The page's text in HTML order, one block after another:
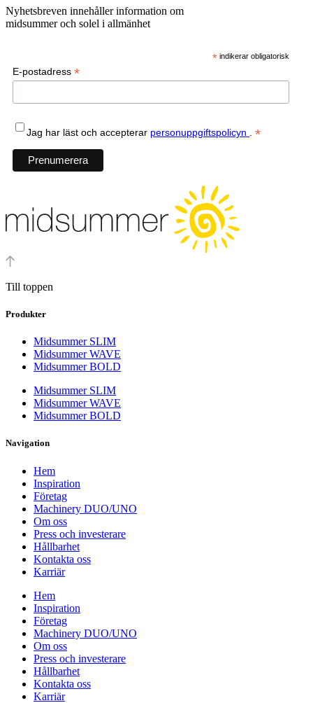
Nyhetsbreven innehåller information om
midsummer och solel i allmänhet
*indikerar obligatorisk
E-postadress *
Jag har läst och accepterar personuppgiftspolicyn *
Till toppen
Produkter
Midsummer SLIM
Midsummer WAVE
Midsummer BOLD
Midsummer SLIM
Midsummer WAVE
Midsummer BOLD
Navigation
Hem
Inspiration
Företag
Machinery DUO/UNO
Om oss
Press och investerare
Hållbarhet
Kontakta oss
Karriär
Hem
Inspiration
Företag
Machinery DUO/UNO
Om oss
Press och investerare
Hållbarhet
Kontakta oss
Karriär